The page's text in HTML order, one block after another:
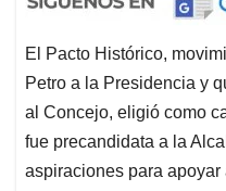
El Pacto Histórico,
Petro a la Presidencia y
al Concejo, eligió como
fue precandidata a la
aspiraciones para apoyar